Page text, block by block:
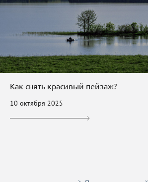
Как снять красивый пейзаж?
10 октября 2025